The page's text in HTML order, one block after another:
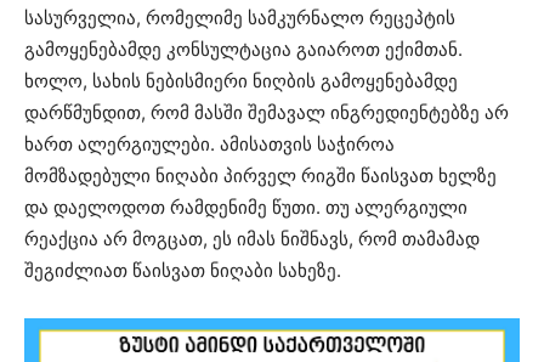
სასურველია, რომელიმე სამკურნალო რეცეპტის
გამოყენებამდე კონსულტაცია გაიაროთ ექიმთან.
ხოლო, სახის ნებისმიერი ნიღბის გამოყენებამდე
დარწმუნდით, რომ მასში შემავალ ინგრედიენტებზე არ
ხართ ალერგიულები. ამისათვის საჭიროა
მომზადებული ნიღაბი პირველ რიგში წაისვათ ხელზე
და დაელოდოთ რამდენიმე წუთი. თუ ალერგიული
რეაქცია არ მოგცათ, ეს იმას ნიშნავს, რომ თამამად
შეგიძლიათ წაისვათ ნიღაბი სახეზე.